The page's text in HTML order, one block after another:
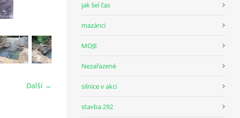
Další →
jak šel čas
mazánci
MOJE
Nezařazené
silnice v akci
stavba 292